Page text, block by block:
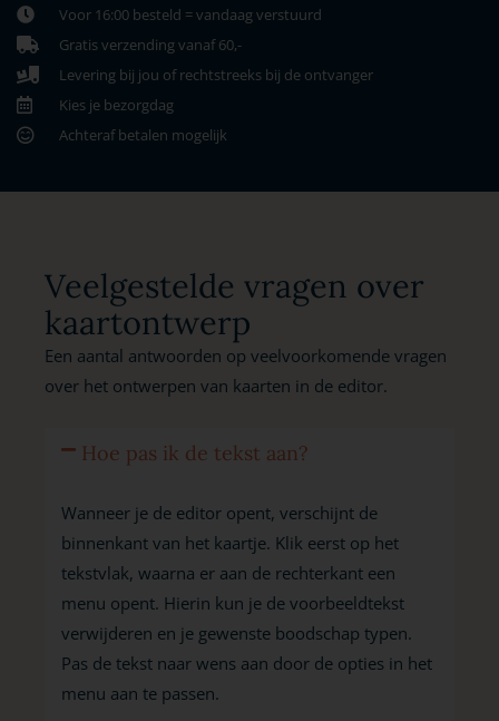
Voor 16:00 besteld = vandaag verstuurd
Gratis verzending vanaf 60,-
Levering bij jou of rechtstreeks bij de ontvanger
Kies je bezorgdag
Achteraf betalen mogelijk
Veelgestelde vragen over
kaartontwerp
Een aantal antwoorden op veelvoorkomende vragen
over het ontwerpen van kaarten in de editor.
Hoe pas ik de tekst aan?
Wanneer je de editor opent, verschijnt de
binnenkant van het kaartje. Klik eerst op het
tekstvlak, waarna er aan de rechterkant een
menu opent. Hierin kun je de voorbeeldtekst
verwijderen en je gewenste boodschap typen.
Pas de tekst naar wens aan door de opties in het
menu aan te passen.